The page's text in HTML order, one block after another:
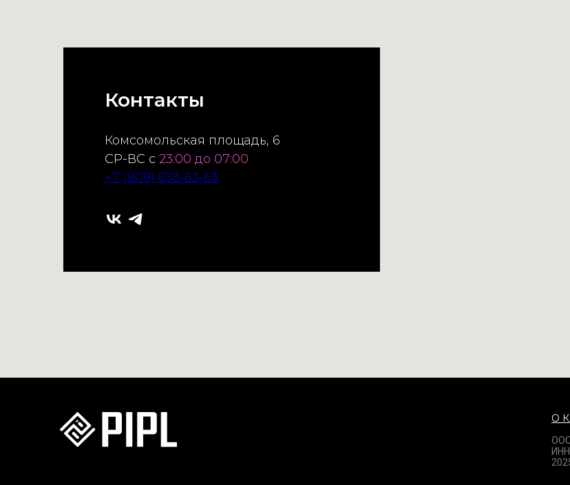
Контакты
Комсомольская площадь, 6
СР-ВС с 23:00 до 07:00
+7 (909) 633-63-63
О